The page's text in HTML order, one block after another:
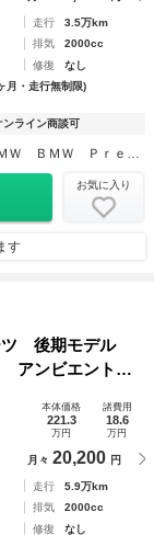
走行
3.5万km
排気
2000cc
修復
なし
月・走行無制限)
ンライン商談可
Ｔｏｍｅｉ－Ｙｏｋｏｈａｍａ ＢＭＷ ＢＭＷ Ｐｒｅｍｉｕｍ Ｓｅｌｅｃｔｉｏｎ 調布
お気に入り
す
ツ 後期モデル
アンビエントラ
ークルーズコ
デュアルオー
本体価格
221.3
万円
諸費用
18.6
万円
月々 20,200 円
走行
5.9万km
排気
2000cc
修復
なし